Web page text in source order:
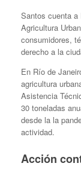
Santos cuenta a
Agricultura
consumidores,
derecho a la
En Río de
agricultura
Asistencia
30 toneladas
desde la la
actividad.
Acción